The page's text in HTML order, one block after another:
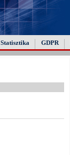
Statisztika GDPR